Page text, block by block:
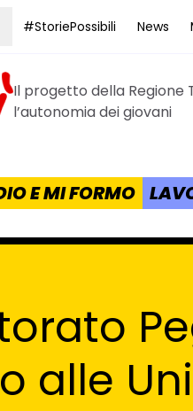
#StoriePossibili News
Toscana
Il progetto della Regione
l’autonomia dei giovani
E MI FORMO
alle